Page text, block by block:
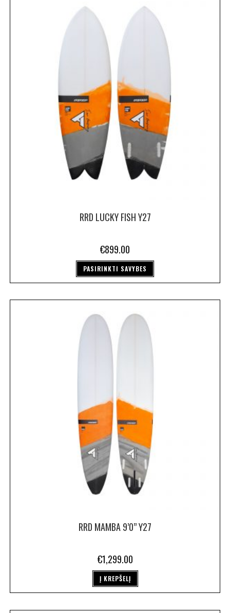
RRD LUCKY FISH Y27
€899.00
PASIRINKTI SAVYBES
RRD MAMBA 9’0” Y27
€1,299.00
Į KREPŠELĮ